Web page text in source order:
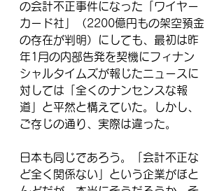
の会計不正事件になった「ワイヤー
カード社」（2200億円もの架空預金
の存在が判明）にしても、最初は昨
年1月の内部告発を契機にフィナン
シャルタイムズが報じたニュースに
対しては「全くのナンセンスな報
道」と平然と構えていた。しかし、
ご存じの通り、実際は違った。
日本も同じであろう。「会計不正な
ど全く関係ない」という企業がほと